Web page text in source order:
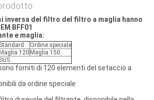
inversa del filtro del filtro a maglia hanno
BFF01
e maglia:
Standard
Ordine speciale
Maglia 120 Maglia 150
SUS
forniti di 120 elementi del setaccio a
da ordine speciale